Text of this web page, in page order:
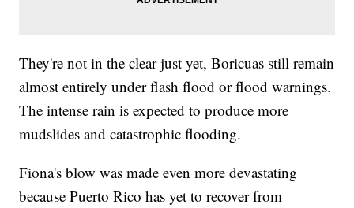
They're not in the clear just yet, Boricuas still remain
almost entirely under flash flood or flood warnings.
The intense rain is expected to produce more
mudslides and catastrophic flooding.
Fiona's blow was made even more devastating
because Puerto Rico has yet to recover from